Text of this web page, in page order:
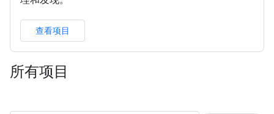
查看项目
所有项目